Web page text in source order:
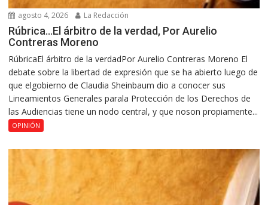
agosto 4, 2026 La Redacción
Rúbrica…El árbitro de la verdad, Por Aurelio
Contreras Moreno
RúbricaEl árbitro de la verdadPor Aurelio Contreras Moreno El
debate sobre la libertad de expresión que se ha abierto luego de
que elgobierno de Claudia Sheinbaum dio a conocer sus
Lineamientos Generales parala Protección de los Derechos de
las Audiencias tiene un nodo central, y que noson propiamente...
OPINIÓN